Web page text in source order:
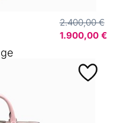
2.400,00 €
1.900,00 €